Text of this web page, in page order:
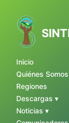
Inicio
Quiénes
Regiones
Descargas ▾
Noticias ▾
contenido